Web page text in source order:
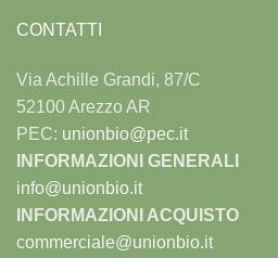
CONTATTI
Via Achille Grandi, 87/C
52100 Arezzo AR
PEC: unionbio@pec.it
INFORMAZIONI GENERALI
info@unionbio.it
INFORMAZIONI ACQUISTO
commerciale@unionbio.it